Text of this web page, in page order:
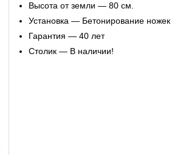
Высота от земли — 80 см.
Установка — Бетонирование ножек
Гарантия — 40 лет
Столик — В наличии!